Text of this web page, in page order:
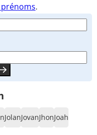
.
JolanJovanJhonJoah